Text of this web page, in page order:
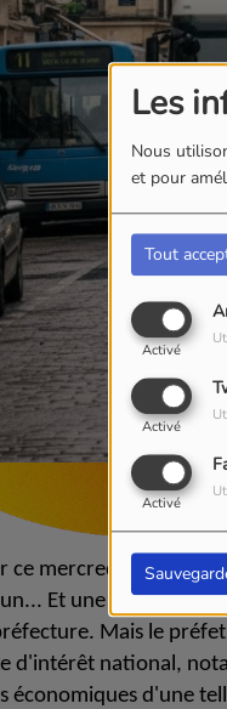
Les
Nous
et pour
Tout
Activé
Activé
Activé
ce mercredi de
Et une partie de
Mais le
d'intérêt national,
économiques d'une